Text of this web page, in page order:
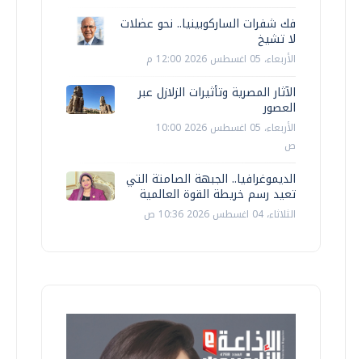
فك شفرات الساركوبينيا.. نحو عضلات
لا تشيخ
الأربعاء، 05 اغسطس 2026 12:00 م
الآثار المصرية وتأثيرات الزلازل عبر
العصور
الأربعاء، 05 اغسطس 2026 10:00
ص
الديموغرافيا.. الجبهة الصامتة التي
تعيد رسم خريطة القوة العالمية
الثلاثاء، 04 اغسطس 2026 10:36 ص